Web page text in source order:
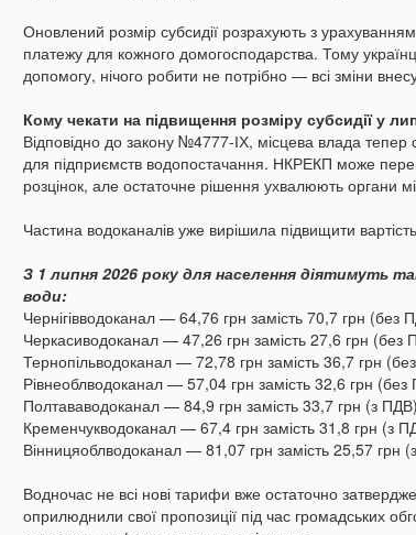
Оновлений розмір субсидії розрахують з
платежу для кожного домогосподарства. Тому
допомогу, нічого робити не потрібно — всі зміни
Кому чекати на підвищення розміру субсидії у
Відповідно до закону №4777-ІХ, місцева влада
для підприємств водопостачання. НКРЕКП може
розцінок, але остаточне рішення ухвалюють органи
Частина водоканалів уже вирішила підвищити
З 1 липня 2026 року для населення діятимуть
води:
Чернігівводоканал — 64,76 грн замість 70,7 грн (без
Черкасиводоканал — 47,26 грн замість 27,6 грн (без
Тернопільводоканал — 72,78 грн замість 36,7 грн
Рівнеоблводоканал — 57,04 грн замість 32,6 грн
Полтававодоканал — 84,9 грн замість 33,7 грн (з
Кременчукводоканал — 67,4 грн замість 31,8 грн (з
Вінницяоблводоканал — 81,07 грн замість 25,57 грн
Водночас не всі нові тарифи вже остаточно
оприлюднили свої пропозиції під час громадських